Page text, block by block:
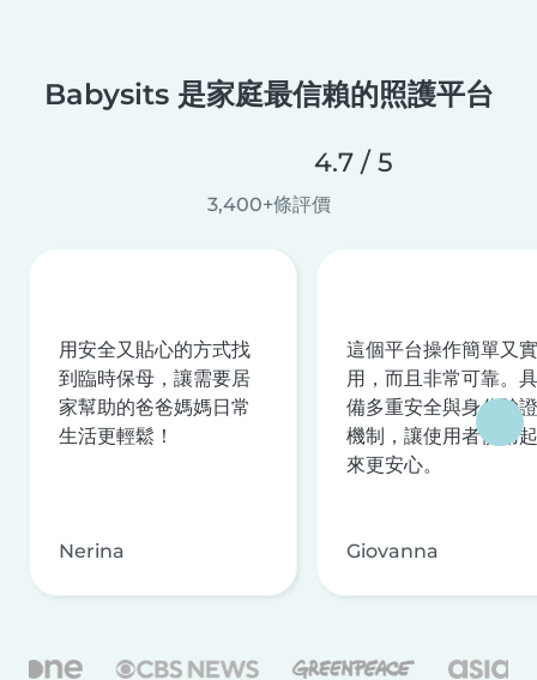
Babysits 是家庭最信賴的照護平台
4.7 / 5
3,400+條評價
用安全又貼心的方式找
到臨時保母，讓需要居
家幫助的爸爸媽媽日常
生活更輕鬆！
Nerina
這個平台操作簡單又實
用，而且非常可靠。具
備多重安全與身分驗證
機制，讓使用者使用起
來更安心。
Giovanna